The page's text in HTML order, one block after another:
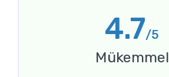
4.7/5
Mükemmel